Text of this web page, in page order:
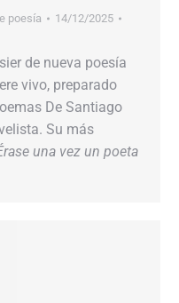
poesía
14/12/2025
de nueva poesía
vivo, preparado
De Santiago
Su más
una vez un poeta